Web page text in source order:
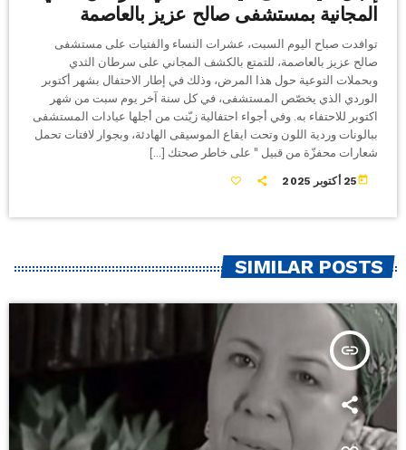
المجانية بمستشفى صالح عزيز بالعاصمة
توافدت صباح اليوم السبت، عشرات النساء والفتيات على مستشفى
صالح عزيز بالعاصمة، للتمتع بالكشف المجاني على سرطان الثدي
وبحملات التوعية حول هذا المرض، وذلك في إطار الاحتفال بشهر أكتوبر
الوردي الذي يخصّص المستشفى، في كل سنة آخر يوم سبت من شهر
اكتوبر للاحتفاء به. وفي أجواء احتفالية زيّنت من أجلها عيادات المستشفى
ببالونات وردية اللون وتحت ايقاع الموسيقى الهادئة، وبجوار لافتات تحمل
شعارات محفزّة من قبيل " على خاطر صحتك […]
today25 أكتوبر 2025
SIMILAR POSTS
insert_link